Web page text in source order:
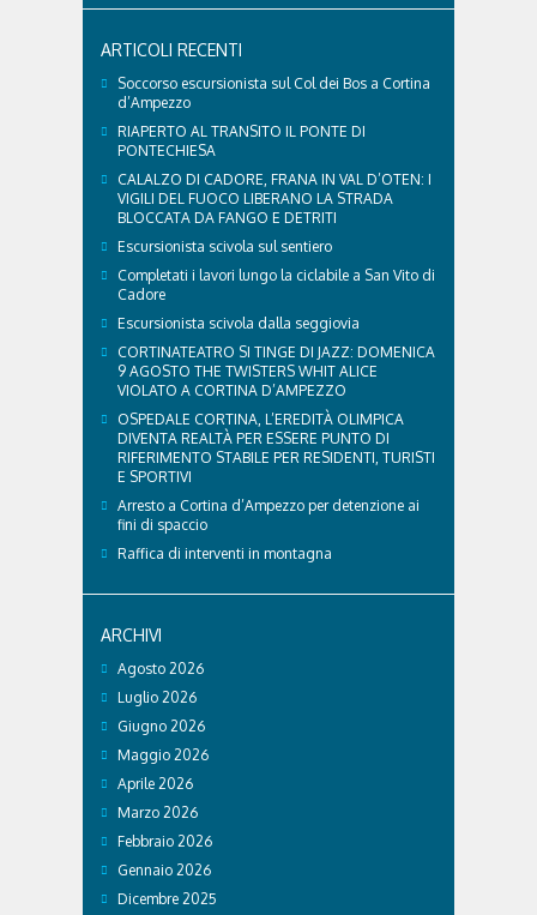
ARTICOLI RECENTI
Soccorso escursionista sul Col dei Bos a Cortina
d’Ampezzo
RIAPERTO AL TRANSITO IL PONTE DI
PONTECHIESA
CALALZO DI CADORE, FRANA IN VAL D’OTEN: I
VIGILI DEL FUOCO LIBERANO LA STRADA
BLOCCATA DA FANGO E DETRITI
Escursionista scivola sul sentiero
Completati i lavori lungo la ciclabile a San Vito di
Cadore
Escursionista scivola dalla seggiovia
CORTINATEATRO SI TINGE DI JAZZ: DOMENICA
9 AGOSTO THE TWISTERS WHIT ALICE
VIOLATO A CORTINA D’AMPEZZO
OSPEDALE CORTINA, L’EREDITÀ OLIMPICA
DIVENTA REALTÀ PER ESSERE PUNTO DI
RIFERIMENTO STABILE PER RESIDENTI, TURISTI
E SPORTIVI
Arresto a Cortina d’Ampezzo per detenzione ai
fini di spaccio
Raffica di interventi in montagna
ARCHIVI
Agosto 2026
Luglio 2026
Giugno 2026
Maggio 2026
Aprile 2026
Marzo 2026
Febbraio 2026
Gennaio 2026
Dicembre 2025